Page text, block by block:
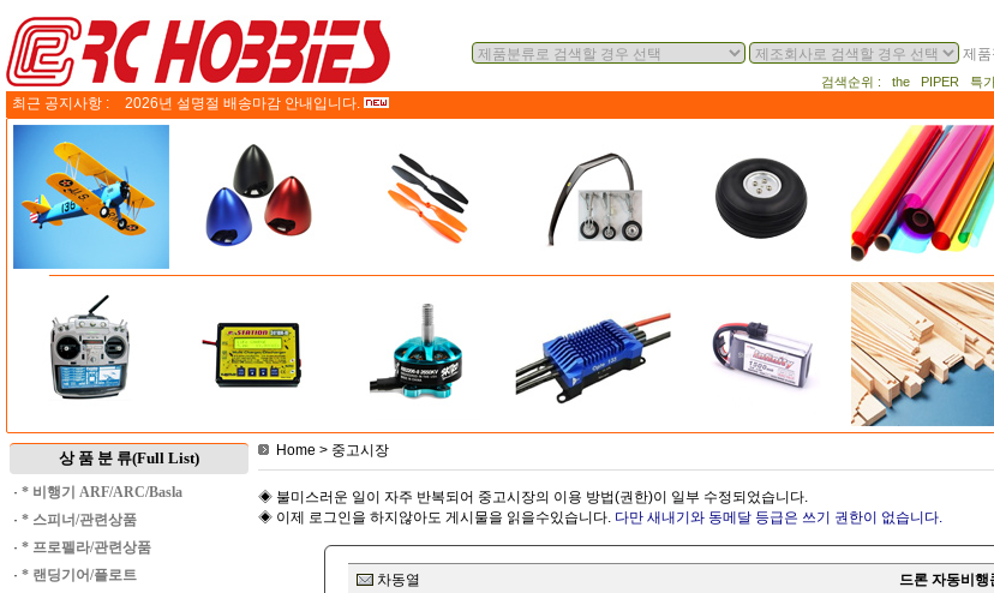
제
검색순위 : the PIPER
최근 공지사항 : 2026년 설명절 배송마감 안내입니다.
상 품 분 류(Full List)
· * 비행기 ARF/ARC/Basla
· * 스피너/관련상품
· * 프로펠라/관련상품
· * 랜딩기어/플로트
Home > 중고시장
◈ 불미스러운 일이 자주 반복되어 중고시장의 이용 방법(권한)이 일부 수정되었습니다.
◈ 이제 로그인을 하지않아도 게시물을 읽을수있습니다. 다만 새내기와 동메달 등급은 쓰기 권한이 없습니다.
차동열 드론 자동비행